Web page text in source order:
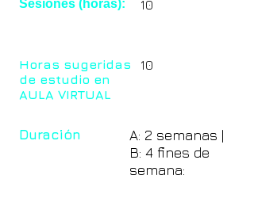
Sesiones (horas): 10
Horas sugeridas
de estudio en
AULA VIRTUAL
10
Duración
A: 2 semanas |
B: 4 fines de
semana: